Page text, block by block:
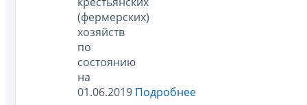
(фермерских)
хозяйств
по
состоянию
на
01.06.2019 Подробнее